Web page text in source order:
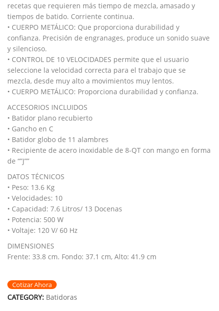
recetas que requieren más tiempo de mezcla, amasado y
tiempos de batido. Corriente continua.
• CUERPO METÁLICO: Que proporciona durabilidad y
confianza. Precisión de engranages, produce un sonido suave
y silencioso.
• CONTROL DE 10 VELOCIDADES permite que el usuario
seleccione la velocidad correcta para el trabajo que se
mezcla, desde muy alto a movimientos muy lentos.
• CUERPO METÁLICO: Proporciona durabilidad y confianza.
ACCESORIOS INCLUIDOS
• Batidor plano recubierto
• Gancho en C
• Batidor globo de 11 alambres
• Recipiente de acero inoxidable de 8-QT con mango en forma
de “”J””
DATOS TÉCNICOS
• Peso: 13.6 Kg
• Velocidades: 10
• Capacidad: 7.6 Litros/ 13 Docenas
• Potencia: 500 W
• Voltaje: 120 V/ 60 Hz
DIMENSIONES
Frente: 33.8 cm. Fondo: 37.1 cm, Alto: 41.9 cm
Cotizar Ahora
CATEGORY: Batidoras